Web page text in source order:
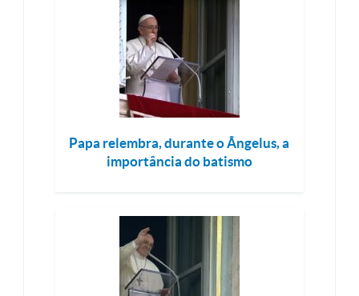
Papa relembra, durante o Ângelus, a
importância do batismo